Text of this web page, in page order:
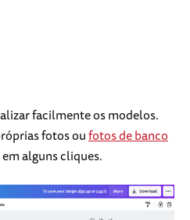
facilmente os modelos.
fotos oufotos de banco
alguns cliques.